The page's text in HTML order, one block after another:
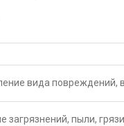
вида повреждений,
загрязнений, пыли,